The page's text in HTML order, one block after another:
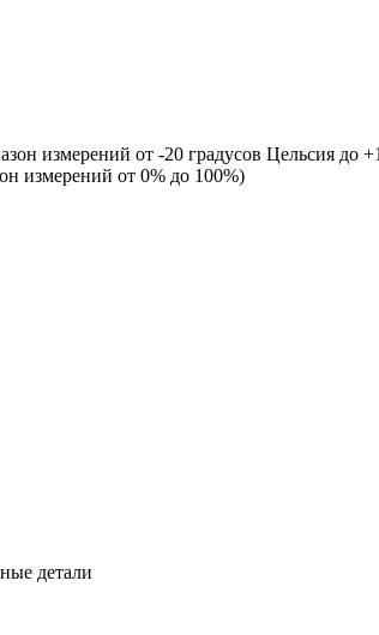
измерений от -20 градусов Цельсия до
измерений от 0% до 100%)
детали